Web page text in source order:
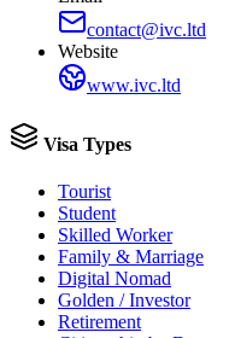
contact@ivc.ltd
Website
www.ivc.ltd
Visa Types
Tourist
Student
Skilled Worker
Family & Marriage
Digital Nomad
Golden / Investor
Retirement